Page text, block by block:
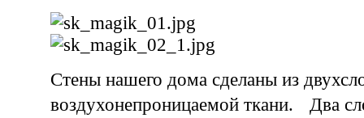
Стены нашего дома сделаны из
воздухонепроницаемой ткани. Два